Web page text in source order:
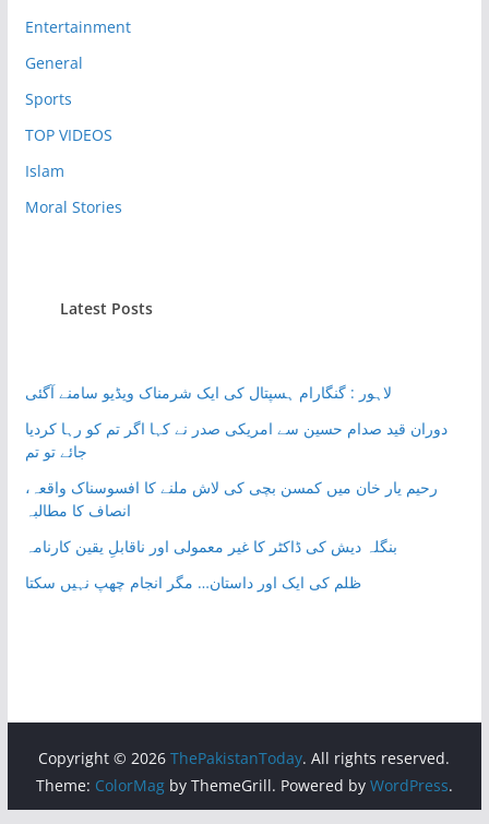
Entertainment
General
Sports
TOP VIDEOS
Islam
Moral Stories
Latest Posts
لاہور : گنگارام ہسپتال کی ایک شرمناک ویڈیو سامنے آگئی
دوران قید صدام حسین سے امریکی صدر نے کہا اگر تم کو رہا کردیا
جائے تو تم
رحیم یار خان میں کمسن بچی کی لاش ملنے کا افسوسناک واقعہ،
انصاف کا مطالبہ
بنگلہ دیش کی ڈاکٹر کا غیر معمولی اور ناقابلِ یقین کارنامہ
ظلم کی ایک اور داستان… مگر انجام چھپ نہیں سکتا
Copyright © 2026ThePakistanToday. All rights reserved.
Theme: ColorMagby ThemeGrill. Powered by WordPress.